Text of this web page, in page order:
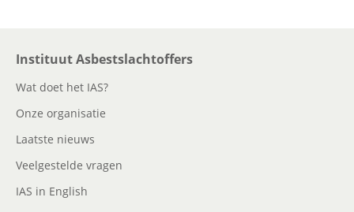
Instituut Asbestslachtoffers
Wat doet het IAS?
Onze organisatie
Laatste nieuws
Veelgestelde vragen
IAS in English